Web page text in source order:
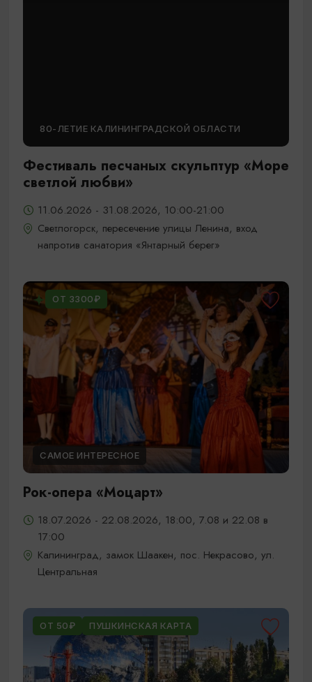
80-ЛЕТИЕ КАЛИНИНГРАДСКОЙ ОБЛАСТИ
Фестиваль песчаных скульптур «Море
светлой любви»
11.06.2026 - 31.08.2026, 10:00-21:00
Светлогорск, пересечение улицы Ленина, вход
напротив санатория «Янтарный берег»
ОТ 3300₽
САМОЕ ИНТЕРЕСНОЕ
Рок-опера «Моцарт»
18.07.2026 - 22.08.2026, 18:00, 7.08 и 22.08 в
17:00
Калининград, замок Шаакен, пос. Некрасово, ул.
Центральная
ОТ 50₽ ПУШКИНСКАЯ КАРТА